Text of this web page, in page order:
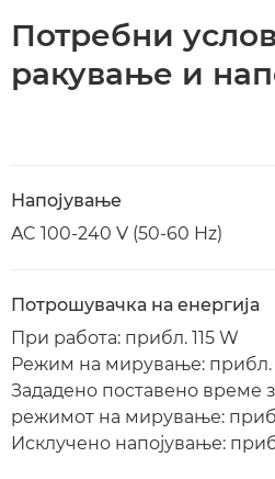
Потребни
ракување и
Напојување
AC 100-240 V (50-60 Hz)
Потрошувачка на енергија
При работа: прибл. 115 W
Режим на мирување: прибл.
Зададено поставено време
режимот на мирување:
Исклучено напојување: